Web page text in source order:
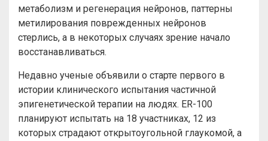
метаболизм и регенерация нейронов, паттерны
метилирования поврежденных нейронов
стерлись, а в некоторых случаях зрение начало
восстанавливаться.
Недавно ученые объявили о старте первого в
истории клинического испытания частичной
эпигенетической терапии на людях. ER-100
планируют испытать на 18 участниках, 12 из
которых страдают открытоугольной глаукомой, а